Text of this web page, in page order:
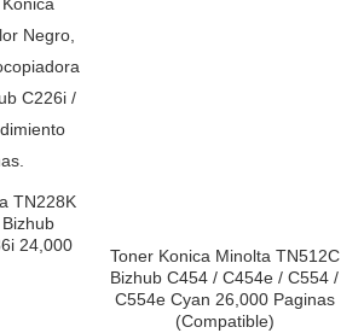
TN228K
24,000
Toner Konica Minolta TN512C
Bizhub C454 / C454e / C554 /
C554e Cyan 26,000 Paginas
(Compatible)